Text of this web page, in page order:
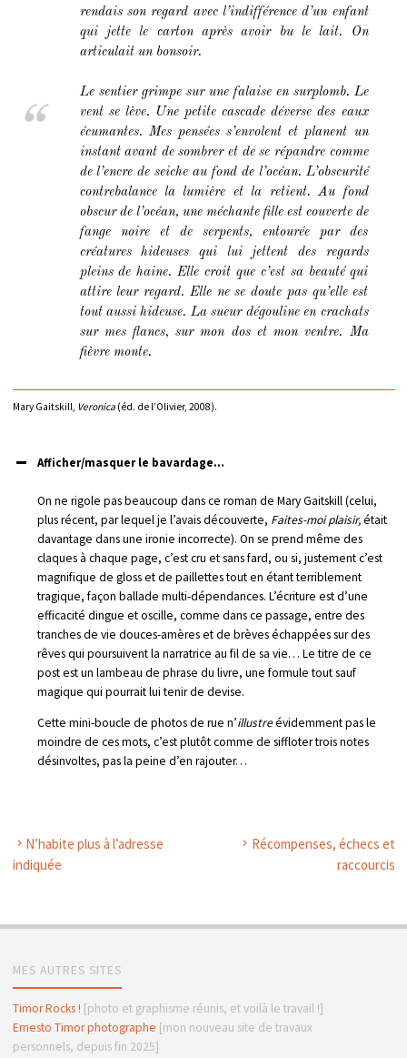
rendais son regard avec l’indifférence d’un enfant
qui jette le carton après avoir bu le lait. On
articulait un bonsoir.
Le sentier grimpe sur une falaise en surplomb. Le
vent se lève. Une petite cascade déverse des eaux
écumantes. Mes pensées s’envolent et planent un
instant avant de sombrer et de se répandre comme
de l’encre de seiche au fond de l’océan. L’obscurité
contrebalance la lumière et la retient. Au fond
obscur de l’océan, une méchante fille est couverte de
fange noire et de serpents, entourée par des
créatures hideuses qui lui jettent des regards
pleins de haine. Elle croit que c’est sa beauté qui
attire leur regard. Elle ne se doute pas qu’elle est
tout aussi hideuse. La sueur dégouline en crachats
sur mes flancs, sur mon dos et mon ventre. Ma
fièvre monte.
Mary Gaitskill, Veronica(éd. de l’Olivier, 2008).
Afficher/masquer le bavardage...
On ne rigole pas beaucoup dans ce roman de Mary Gaitskill (celui,
plus récent, par lequel je l’avais découverte, Faites-moi plaisir,était
davantage dans une ironie incorrecte). On se prend même des
claques à chaque page, c’est cru et sans fard, ou si, justement c’est
magnifique de gloss et de paillettes tout en étant terriblement
tragique, façon ballade multi-dépendances. L’écriture est d’une
efficacité dingue et oscille, comme dans ce passage, entre des
tranches de vie douces-amères et de brèves échappées sur des
rêves qui poursuivent la narratrice au fil de sa vie… Le titre de ce
post est un lambeau de phrase du livre, une formule tout sauf
magique qui pourrait lui tenir de devise.
Cette mini-boucle de photos de rue n’illustreévidemment pas le
moindre de ces mots, c’est plutôt comme de siffloter trois notes
désinvoltes, pas la peine d’en rajouter…
N’habite plus à l’adresse
indiquée
Récompenses, échecs et
raccourcis
MES AUTRES SITES
Timor Rocks ! [photo et graphisme réunis, et voilà le travail !]
Ernesto Timor photographe [mon nouveau site de travaux
personnels, depuis fin 2025]